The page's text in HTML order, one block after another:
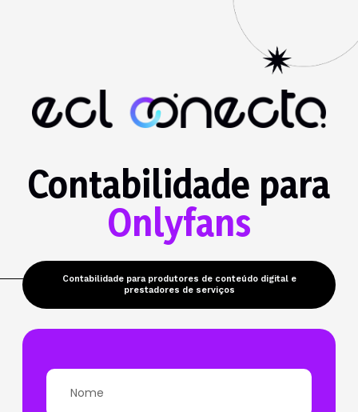
Contabilidade para
Onlyfans
Contabilidade para produtores de conteúdo digital e
prestadores de serviços